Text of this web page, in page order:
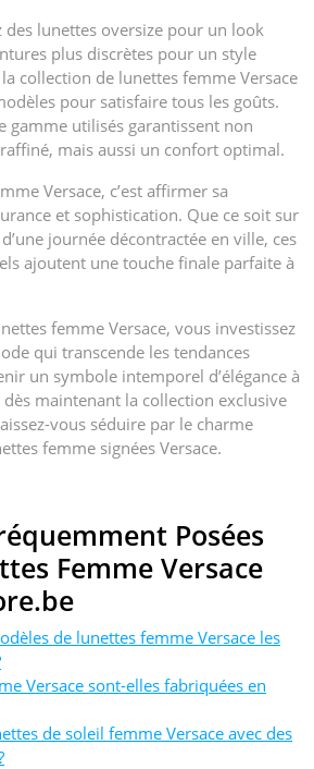
des lunettes oversize pour un look
plus discrètes pour un style
collection de lunettes femme Versace
pour satisfaire tous les goûts.
gamme utilisés garantissent non
mais aussi un confort optimal.
Versace, c’est affirmer sa
et sophistication. Que ce soit sur
journée décontractée en ville, ces
ajoutent une touche finale parfaite à
femme Versace, vous investissez
qui transcende les tendances
un symbole intemporel d’élégance à
dès maintenant la collection exclusive
vous séduire par le charme
femme signées Versace.
Posées
Femme Versace
de lunettes femme Versace les
Versace sont-elles fabriquées en
de soleil femme Versace avec des